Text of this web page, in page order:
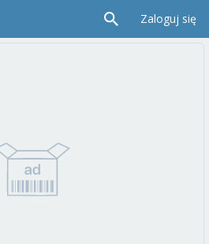
Zaloguj się